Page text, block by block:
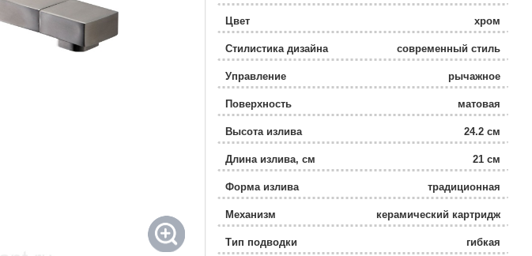
Цвет хром
Стилистика дизайна современный стиль
Управление рычажное
Поверхность матовая
Высота излива 24.2 см
Длина излива, см 21 см
Форма излива традиционная
Механизм керамический картридж
Тип подводки гибкая